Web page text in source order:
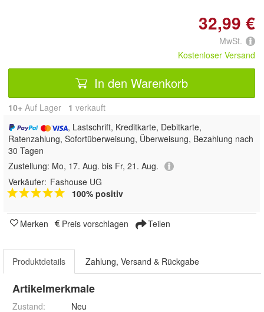
32,99 €
MwSt.
Kostenloser Versand
In den Warenkorb
10+ Auf Lager 1 verkauft
, Lastschrift, Kreditkarte, Debitkarte,
Ratenzahlung, Sofortüberweisung, Überweisung, Bezahlung nach
30 Tagen
Zustellung: Mo, 17. Aug. bis Fr, 21. Aug.
Verkäufer: Fashouse UG
100% positiv
Merken Preis vorschlagen Teilen
Produktdetails Zahlung, Versand & Rückgabe
Artikelmerkmale
Zustand:
Neu